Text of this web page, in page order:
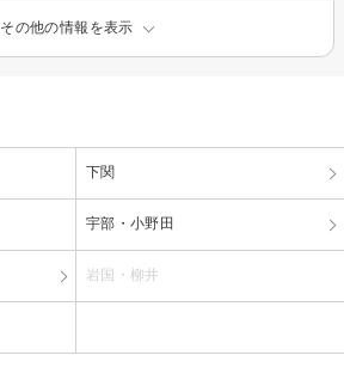
その他の情報を表示
下関
宇部・小野田
岩国・柳井